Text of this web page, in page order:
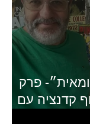
פרק
סוף קדנציה עם